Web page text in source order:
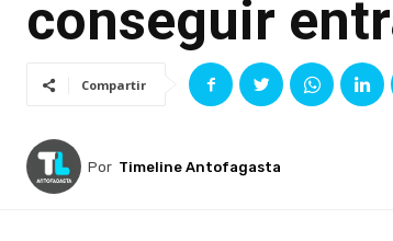
conseguir
Compartir
Por Timeline Antofagasta